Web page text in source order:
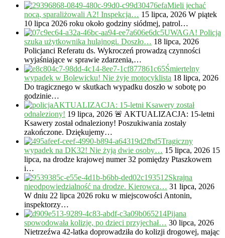
Mieli jechać
nocą, sparaliżowali A2! Inspekcja… 15 lipca, 2026 W piątek
10 lipca 2026 roku około godziny siódmej, patrol…
UWAGA! Policja
szuka użytkownika hulajnogi. Doszło… 18 lipca, 2026
Policjanci Referatu ds. Wykroczeń prowadzą czynności
wyjaśniające w sprawie zdarzenia,…
Śmiertelny
wypadek w Bolewicku! Nie żyje motocyklista 18 lipca, 2026
Do tragicznego w skutkach wypadku doszło w sobotę po
godzinie…
AKTUALIZACJA: 15-letni Ksawery został
odnaleziony! 19 lipca, 2026 🚨 AKTUALIZACJA: 15-letni
Ksawery został odnaleziony! Poszukiwania zostały
zakończone. Dziękujemy…
Tragiczny
wypadek na DK32! Nie żyją dwie osoby… 15 lipca, 2026 15
lipca, na drodze krajowej numer 32 pomiędzy Ptaszkowem
i…
Skrajna
nieodpowiedzialność na drodze. Kierowca… 31 lipca, 2026
W dniu 22 lipca 2026 roku w miejscowości Antonin,
inspektorzy…
Pijana
spowodowała kolizję, po dzieci przyjechał… 30 lipca, 2026
Nietrzeźwa 42-latka doprowadziła do kolizji drogowej, mając